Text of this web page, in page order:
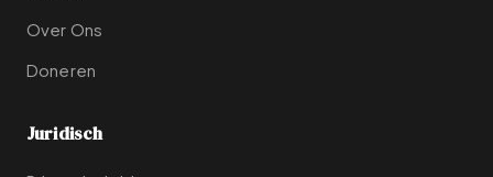
Over Ons
Doneren
Juridisch